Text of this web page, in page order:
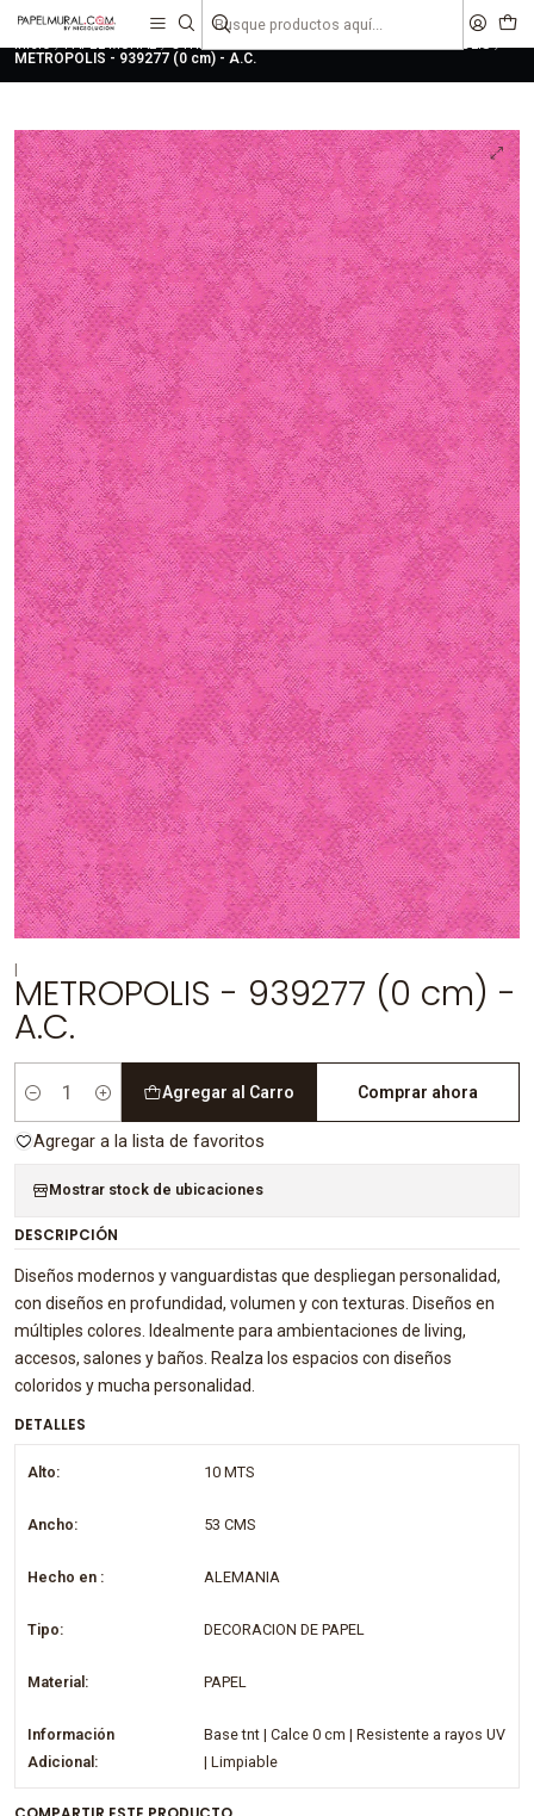
liquidaciones
Inicio PAPEL MURAL OTRAS COLECCIONES
METROPOLIS
METROPOLIS - 939277 (0 cm) - A.C.
METROPOLIS - 939277 (0 cm) -
A.C.
Cantidad
Agregar al Carro Comprar ahora
Agregar a la lista de favoritos
Mostrar stock de ubicaciones
DESCRIPCIÓN
Diseños modernos y vanguardistas que despliegan personalidad,
con diseños en profundidad, volumen y con texturas. Diseños en
múltiples colores. Idealmente para ambientaciones de living,
accesos, salones y baños. Realza los espacios con diseños
coloridos y mucha personalidad.
DETALLES
Alto: 10 MTS
Ancho: 53 CMS
Hecho en : ALEMANIA
Tipo: DECORACION DE PAPEL
Material: PAPEL
Información
Adicional:
Base tnt | Calce 0 cm | Resistente a rayos UV
| Limpiable